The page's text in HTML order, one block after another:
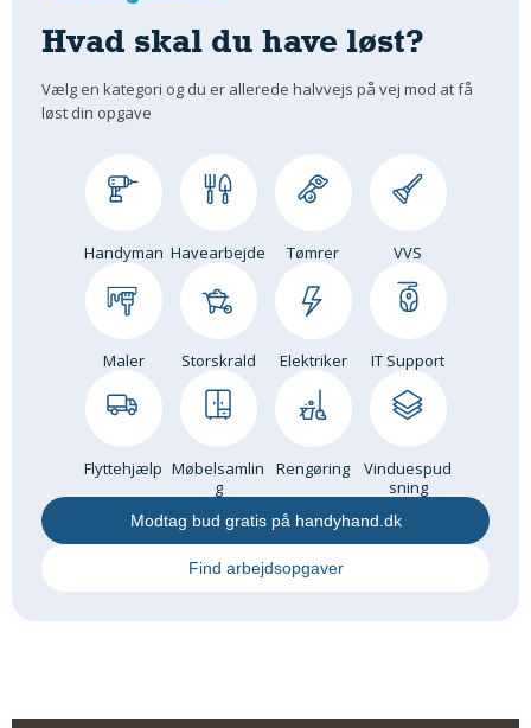
Hvad skal du have løst?
Vælg en kategori og du er allerede halvvejs på vej mod at få
løst din opgave
Handyman Havearbejde Tømrer VVS
Maler Storskrald Elektriker IT Support
Flyttehjælp Møbelsamlin
g
Rengøring
Vinduespud
sning
Modtag bud gratis på handyhand.dk
Find arbejdsopgaver